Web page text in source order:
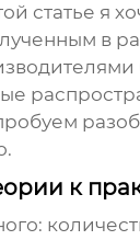
статье я
в
к